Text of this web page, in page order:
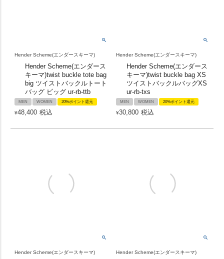
Hender Scheme(エンダースキーマ)
Hender Scheme(エンダース
キーマ)twist buckle tote bag
big ツイストバックルトート
バッグ ビッグ ur-rb-ttb
MEN WOMEN 20%ポイント還元
¥48,400 税込
Hender Scheme(エンダースキーマ)
Hender Scheme(エンダース
キーマ)twist buckle bag XS
ツイストバックルバッグXS
ur-rb-txs
MEN WOMEN 20%ポイント還元
¥30,800 税込
Hender Scheme(エンダースキーマ) Hender Scheme(エンダースキーマ)